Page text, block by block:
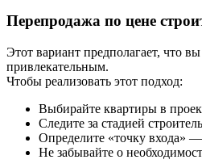
Перепродажа по цене
Этот вариант предполагает, что
привлекательным.
Чтобы реализовать этот подход:
Выбирайте квартиры в
Следите за стадией
Определите «точку входа»
Не забывайте о